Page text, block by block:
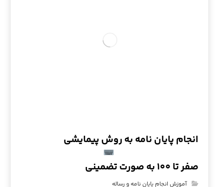
انجام پایان نامه به روش پیمایشی
صفر تا ۱۰۰ به صورت تضمینی
آموزش انجام پایان نامه و رساله